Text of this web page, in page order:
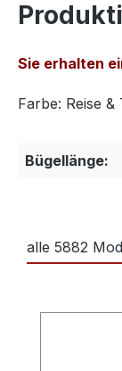
Sie erhalten
Farbe: Reise
Bügellänge:
alle 5882